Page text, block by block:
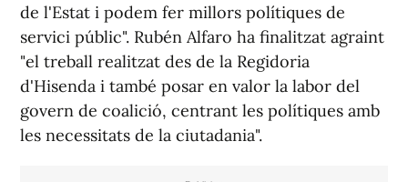
de l'Estat i podem fer millors polítiques de
servici públic". Rubén Alfaro ha finalitzat agraint
"el treball realitzat des de la Regidoria
d'Hisenda i també posar en valor la labor del
govern de coalició, centrant les polítiques amb
les necessitats de la ciutadania".